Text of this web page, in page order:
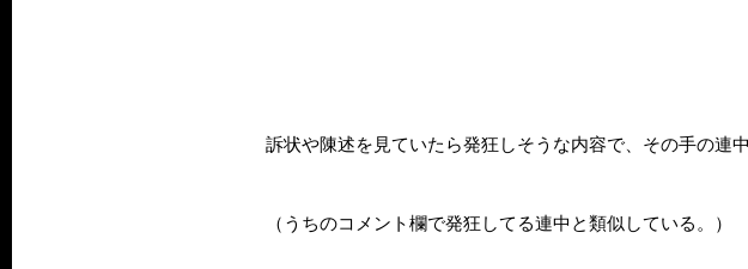
訴状や陳述を見ていたら発狂しそうな内容で、その手の連
（うちのコメント欄で発狂してる連中と類似している。）